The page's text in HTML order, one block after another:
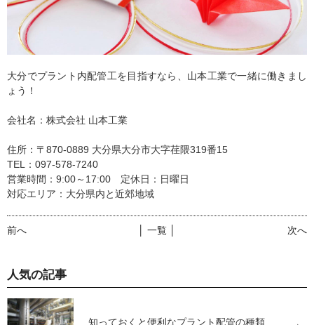
大分でプラント内配管工を目指すなら、山本工業で一緒に働きまし
ょう！
会社名：株式会社 山本工業
住所：〒870-0889 大分県大分市大字荏隈319番15
TEL：097-578-7240
営業時間：9:00～17:00 定休日：日曜日
対応エリア：大分県内と近郊地域
前へ 次へ
│ 一覧 │
人気の記事
知っておくと便利なプラント配管の種類...